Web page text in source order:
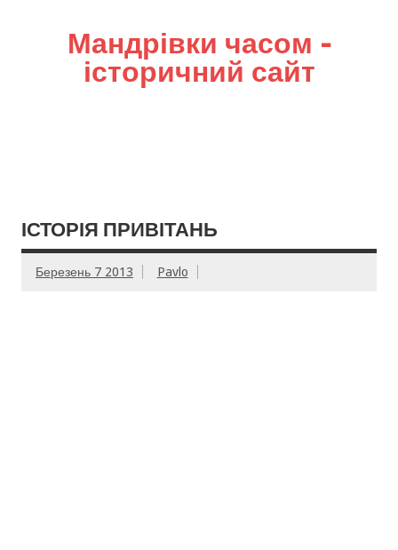
Мандрівки часом –
історичний сайт
ІСТОРІЯ ПРИВІТАНЬ
Березень 7 2013 Pavlo